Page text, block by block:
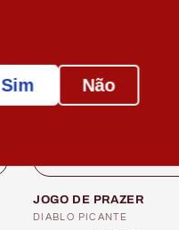
JOGO DE PRAZER
Fornecedor:
DIABLO PICANTE
Sim Não